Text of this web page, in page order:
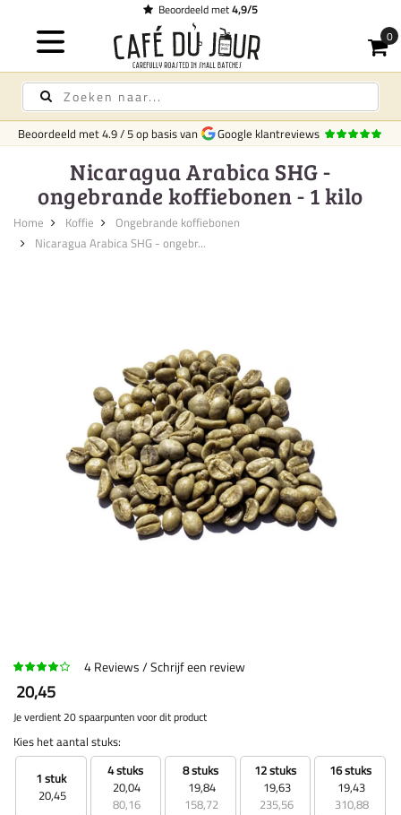
Beoordeeld met4,9/5
Beoordeeld met4.9/5op basis van Google klantreviews
Nicaragua Arabica SHG -
ongebrande koffiebonen - 1 kilo
Home Koffie
Ongebrande koffiebonen
Nicaragua Arabica SHG - ongebr...
4Reviews Schrijf een review
20,45
Je verdient 20 spaarpunten voor dit product
Kies het aantal stuks:
1 stuk
20,45
4 stuks
20,04
80,16
8 stuks
19,84
158,72
12 stuks
19,63
235,56
16 stuks
19,43
310,88